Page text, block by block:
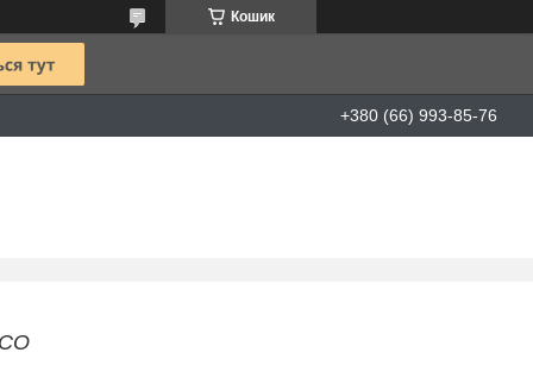
Кошик
+380 (66) 993-85-76